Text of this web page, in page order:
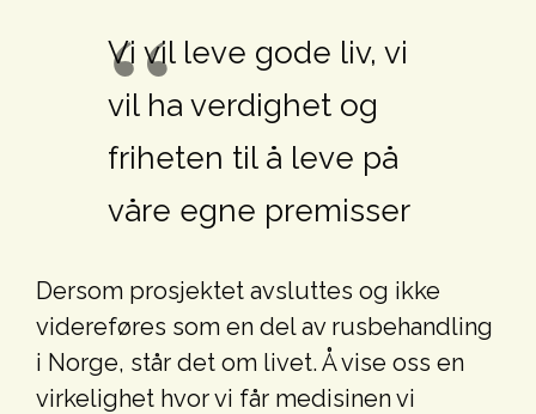
Vi vil leve gode liv, vi
vil ha verdighet og
friheten til å leve på
våre egne premisser
Dersom prosjektet avsluttes og ikke
videreføres som en del av rusbehandling
i Norge, står det om livet. Å vise oss en
virkelighet hvor vi får medisinen vi